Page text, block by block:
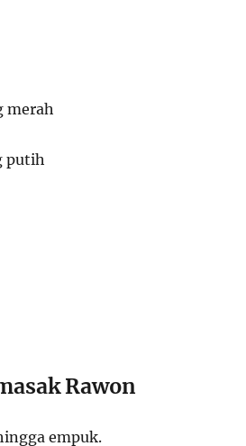
merah
putih
Rawon
empuk.